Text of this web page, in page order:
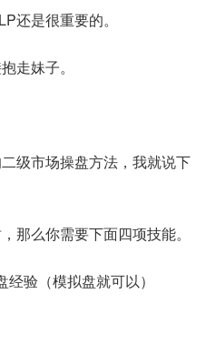
还是很重要的。
走妹子。
级市场操盘方法，我就说下
那么你需要下面四项技能。
验（模拟盘就可以）